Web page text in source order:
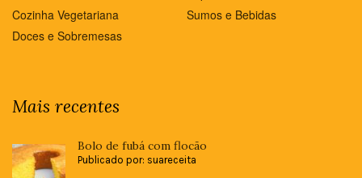
Cozinha Vegetariana
Doces e Sobremesas
Sumos e Bebidas
Mais recentes
Bolo de fubá com flocão
Publicado por: suareceita